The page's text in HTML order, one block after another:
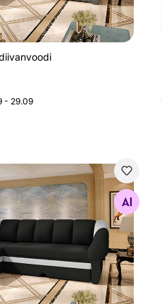
- 29.09
Otsi sarnaseid